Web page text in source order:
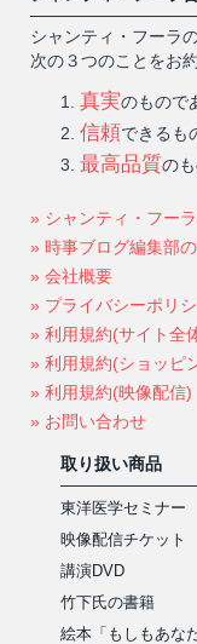
シャンティ・フーラ
次の３つのことをお
真実のもので
信頼できるも
最高品質の
» シャンティ・フー
» 時事ブログ編集部
» 会社概要
» プライバシーポリ
» 利用規約(サイト全
» 利用規約(ショッピ
» 利用規約(映像配信)
» お問い合わせ
取り扱い商品
東洋医学セミナー
映像配信チケット
講演DVD
竹下氏の書籍
絵本「もしもあな